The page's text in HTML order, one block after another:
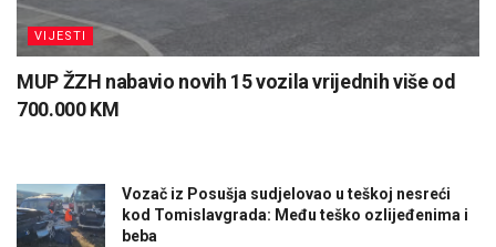
VIJESTI
MUP ŽZH nabavio novih 15 vozila vrijednih više od
700.000 KM
Vozač iz Posušja sudjelovao u teškoj nesreći
kod Tomislavgrada: Među teško ozlijeđenima i
beba